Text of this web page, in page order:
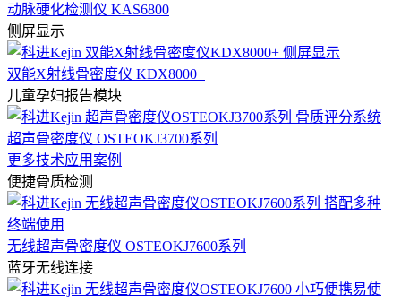
动脉硬化检测仪 KAS6800
侧屏显示
双能X射线骨密度仪 KDX8000+
儿童孕妇报告模块
超声骨密度仪 OSTEOKJ3700系列
更多技术应用案例
便捷骨质检测
无线超声骨密度仪 OSTEOKJ7600系列
蓝牙无线连接